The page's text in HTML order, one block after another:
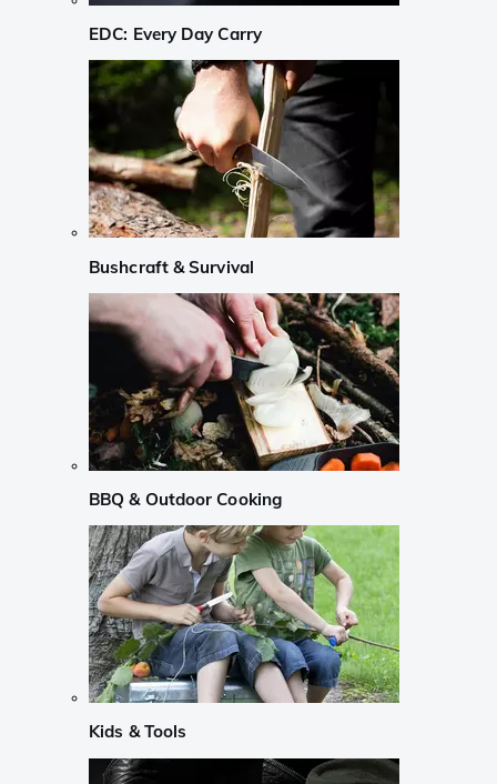
EDC: Every Day Carry
Bushcraft & Survival
BBQ & Outdoor Cooking
Kids & Tools